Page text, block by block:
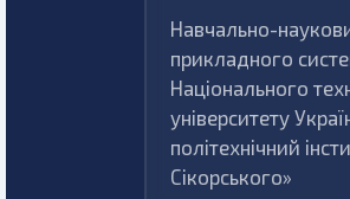
Навчально-
прикладного
Національного
університету
політехнічний
Сікорського»